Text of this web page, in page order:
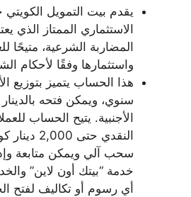
يقدم بيت التمويل الكويتي
الاستثماري الممتاز الذي
المضاربة الشرعية، متيحًا
واستثمارها وفقًا لأحكام
هذا الحساب يتميز بتوزيع
سنوي، ويمكن فتحه
الأجنبية. يتيح الحساب
النقدي حتى
سحب آلي ويمكن متابعة
خدمة “بيتك أون لاين”
أي رسوم أو تكاليف لفتح